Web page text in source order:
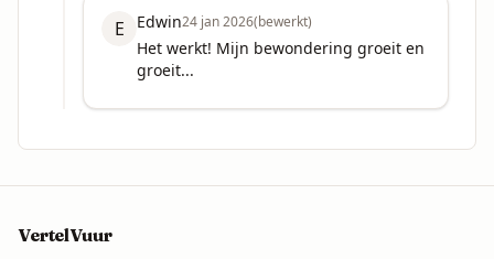
E Edwin24 jan 2026(bewerkt)
Het werkt! Mijn bewondering groeit en
groeit...
VertelVuur